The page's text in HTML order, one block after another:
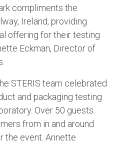
compliments the
Ireland, providing
offering for their testing
Eckman, Director of
STERIS team celebrated
and packaging testing
Over 50 guests
from in and around
the event. Annette